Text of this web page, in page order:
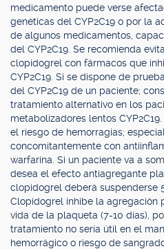
medicamento puede verse
genéticas del CYP2C19 o por la
de algunos medicamentos,
del CYP2C19. Se recomienda
clopidogrel con fármacos que
CYP2C19. Si se dispone de
del CYP2C19 de un paciente;
tratamiento alternativo en los
metabolizadores lentos
el riesgo de hemorragias;
concomitantemente con
warfarina. Si un paciente va a
desea el efecto antiagregante
clopidogrel deberá suspenderse
Clopidogrel inhibe la agregación
vida de la plaqueta (7-10 días),
tratamiento no sería útil en el
hemorrágico o riesgo de